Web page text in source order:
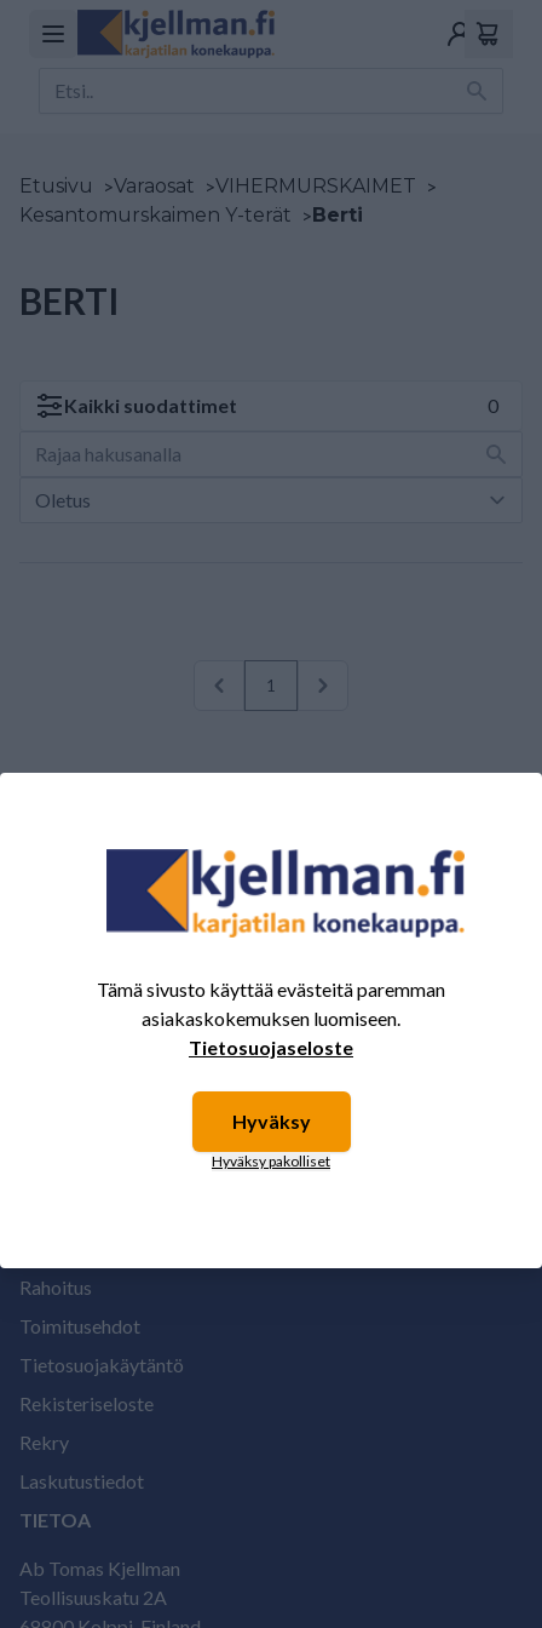
Etusivu >Varaosat >VIHERMURSKAIMET >
Kesantomurskaimen Y-terät >Berti
BERTI
Kaikki suodattimet 0
1
MYYMÄLÄT
Rahoitus
Toimitusehdot
Tietosuojakäytäntö
Rekisteriseloste
Rekry
Laskutustiedot
TIETOA
Ab Tomas Kjellman
Teollisuuskatu 2A
Tämä sivusto käyttää evästeitä paremman
asiakaskokemuksen luomiseen.
Tietosuojaseloste
Hyväksy
Hyväksy pakolliset